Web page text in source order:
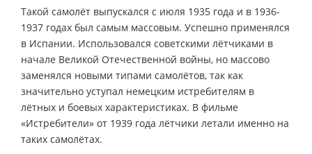
Такой самолёт выпускался с июля 1935 года и в 1936-
1937 годах был самым массовым. Успешно применялся
в Испании. Использовался советскими лётчиками в
начале Великой Отечественной войны, но массово
заменялся новыми типами самолётов, так как
значительно уступал немецким истребителям в
лётных и боевых характеристиках. В фильме
«Истребители» от 1939 года лётчики летали именно на
таких самолётах.